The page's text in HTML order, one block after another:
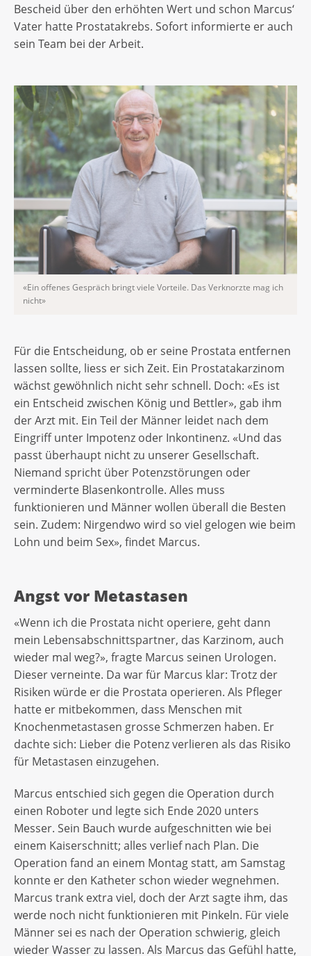
Bescheid über den erhöhten Wert und schon Marcus‘
Vater hatte Prostatakrebs. Sofort informierte er auch
sein Team bei der Arbeit.
«Ein offenes Gespräch bringt viele Vorteile. Das Verknorzte mag ich
nicht»
Für die Entscheidung, ob er seine Prostata entfernen
lassen sollte, liess er sich Zeit. Ein Prostatakarzinom
wächst gewöhnlich nicht sehr schnell. Doch: «Es ist
ein Entscheid zwischen König und Bettler», gab ihm
der Arzt mit. Ein Teil der Männer leidet nach dem
Eingriff unter Impotenz oder Inkontinenz. «Und das
passt überhaupt nicht zu unserer Gesellschaft.
Niemand spricht über Potenzstörungen oder
verminderte Blasenkontrolle. Alles muss
funktionieren und Männer wollen überall die Besten
sein. Zudem: Nirgendwo wird so viel gelogen wie beim
Lohn und beim Sex», findet Marcus.
Angst vor Metastasen
«Wenn ich die Prostata nicht operiere, geht dann
mein Lebensabschnittspartner, das Karzinom, auch
wieder mal weg?», fragte Marcus seinen Urologen.
Dieser verneinte. Da war für Marcus klar: Trotz der
Risiken würde er die Prostata operieren. Als Pfleger
hatte er mitbekommen, dass Menschen mit
Knochenmetastasen grosse Schmerzen haben. Er
dachte sich: Lieber die Potenz verlieren als das Risiko
für Metastasen einzugehen.
Marcus entschied sich gegen die Operation durch
einen Roboter und legte sich Ende 2020 unters
Messer. Sein Bauch wurde aufgeschnitten wie bei
einem Kaiserschnitt; alles verlief nach Plan. Die
Operation fand an einem Montag statt, am Samstag
konnte er den Katheter schon wieder wegnehmen.
Marcus trank extra viel, doch der Arzt sagte ihm, das
werde noch nicht funktionieren mit Pinkeln. Für viele
Männer sei es nach der Operation schwierig, gleich
wieder Wasser zu lassen. Als Marcus das Gefühl hatte,